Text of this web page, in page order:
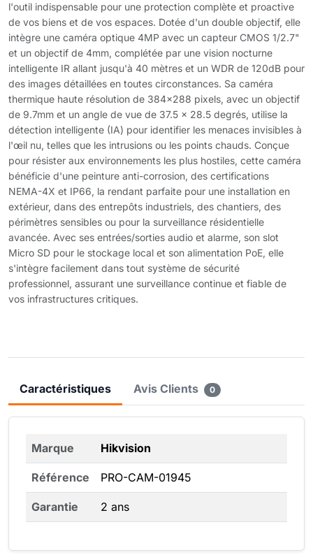
l'outil indispensable pour une protection complète et proactive
de vos biens et de vos espaces. Dotée d'un double objectif, elle
intègre une caméra optique 4MP avec un capteur CMOS 1/2.7"
et un objectif de 4mm, complétée par une vision nocturne
intelligente IR allant jusqu'à 40 mètres et un WDR de 120dB pour
des images détaillées en toutes circonstances. Sa caméra
thermique haute résolution de 384x288 pixels, avec un objectif
de 9.7mm et un angle de vue de 37.5 x 28.5 degrés, utilise la
détection intelligente (IA) pour identifier les menaces invisibles à
l'œil nu, telles que les intrusions ou les points chauds. Conçue
pour résister aux environnements les plus hostiles, cette caméra
bénéficie d'une peinture anti-corrosion, des certifications
NEMA-4X et IP66, la rendant parfaite pour une installation en
extérieur, dans des entrepôts industriels, des chantiers, des
périmètres sensibles ou pour la surveillance résidentielle
avancée. Avec ses entrées/sorties audio et alarme, son slot
Micro SD pour le stockage local et son alimentation PoE, elle
s'intègre facilement dans tout système de sécurité
professionnel, assurant une surveillance continue et fiable de
vos infrastructures critiques.
Caractéristiques Avis Clients 0
Marque Hikvision
Référence PRO-CAM-01945
Garantie 2 ans